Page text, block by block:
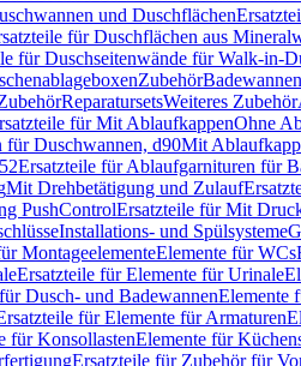
und Duschflächen
für Duschflächen aus
für Duschseitenwände für Walk-in-
ZubehörBadewannen
ReparatursetsWeiteres Zubehör
für Mit AblaufkappenOhne
für Duschwannen, d90Mit
Ersatzteile für Ablaufgarnituren für
Mit Drehbetätigung und Zulauf
PushControlErsatzteile für Mit
Installations- und Spülsysteme
MontageelementeElemente für WCs
Ersatzteile für Elemente für Urinale
Dusch- und BadewannenElemente
für Elemente für Armaturen
für KonsollastenElemente für
Ersatzteile für Zubehör für